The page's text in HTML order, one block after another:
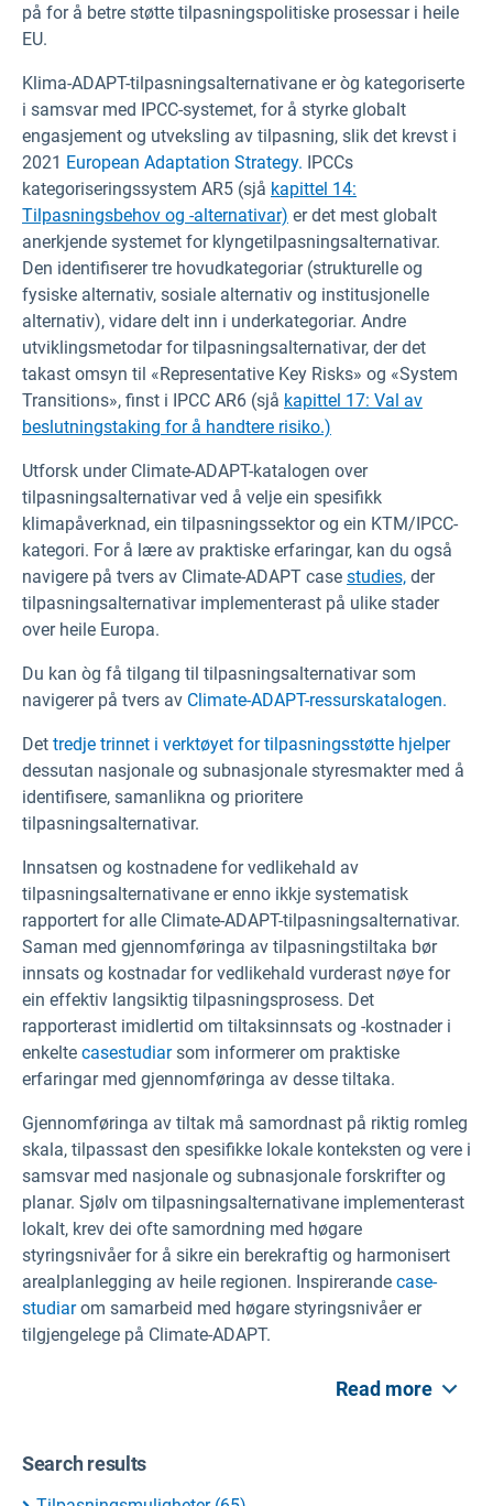
på for å betre støtte tilpasningspolitiske prosessar i heile
EU.
Klima-ADAPT-tilpasningsalternativane er òg kategoriserte
i samsvar med IPCC-systemet, for å styrke globalt
engasjement og utveksling av tilpasning, slik det krevst i
2021 European Adaptation Strategy. IPCCs
kategoriseringssystem AR5 (sjå kapittel 14:
Tilpasningsbehov og -alternativar) er det mest globalt
anerkjende systemet for klyngetilpasningsalternativar.
Den identifiserer tre hovudkategoriar (strukturelle og
fysiske alternativ, sosiale alternativ og institusjonelle
alternativ), vidare delt inn i underkategoriar. Andre
utviklingsmetodar for tilpasningsalternativar, der det
takast omsyn til «Representative Key Risks» og «System
Transitions», finst i IPCC AR6 (sjå kapittel 17: Val av
beslutningstaking for å handtere risiko.)
Utforsk under Climate-ADAPT-katalogen over
tilpasningsalternativar ved å velje ein spesifikk
klimapåverknad, ein tilpasningssektor og ein KTM/IPCC-
kategori. For å lære av praktiske erfaringar, kan du også
navigere på tvers av Climate-ADAPT case studies, der
tilpasningsalternativar implementerast på ulike stader
over heile Europa.
Du kan òg få tilgang til tilpasningsalternativar som
navigerer på tvers av Climate-ADAPT-ressurskatalogen.
Det tredje trinnet i verktøyet for tilpasningsstøtte hjelper
dessutan nasjonale og subnasjonale styresmakter med å
identifisere, samanlikna og prioritere
tilpasningsalternativar.
Innsatsen og kostnadene for vedlikehald av
tilpasningsalternativane er enno ikkje systematisk
rapportert for alle Climate-ADAPT-tilpasningsalternativar.
Saman med gjennomføringa av tilpasningstiltaka bør
innsats og kostnadar for vedlikehald vurderast nøye for
ein effektiv langsiktig tilpasningsprosess. Det
rapporterast imidlertid om tiltaksinnsats og -kostnader i
enkelte casestudiarsom informerer om praktiske
erfaringar med gjennomføringa av desse tiltaka.
Gjennomføringa av tiltak må samordnast på riktig romleg
skala, tilpassast den spesifikke lokale konteksten og vere i
samsvar med nasjonale og subnasjonale forskrifter og
planar. Sjølv om tilpasningsalternativane implementerast
lokalt, krev dei ofte samordning med høgare
styringsnivåer for å sikre ein berekraftig og harmonisert
arealplanlegging av heile regionen. Inspirerande case-
studiarom samarbeid med høgare styringsnivåer er
tilgjengelege på Climate-ADAPT.
Read more
Search results